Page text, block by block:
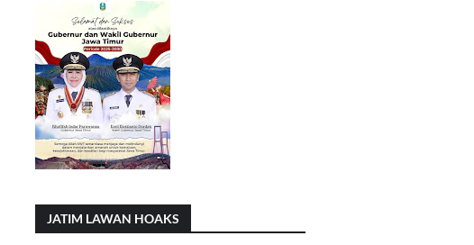
JATIM LAWAN HOAKS